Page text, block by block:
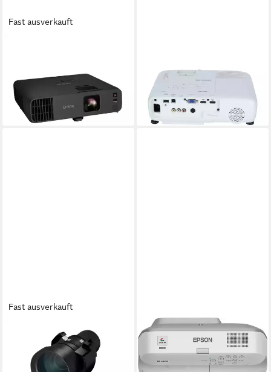
Fast ausverkauft
lm, 2500000:1, 1920 x 1080
px)
ab 1.385,75 €
lieferbar - in 2-3 Werktagen bei dir
16000:1, 1920 x 1080 px)
ab 793,62 €
lieferbar - in 2-3 Werktagen bei dir
Fast ausverkauft
3.763,88 €
lieferbar - in 4-5 Werktagen bei dir
EPSON
EB-685WI Beamer
ab 1.389,95 €
lieferbar - in 3-4 Werktagen bei dir